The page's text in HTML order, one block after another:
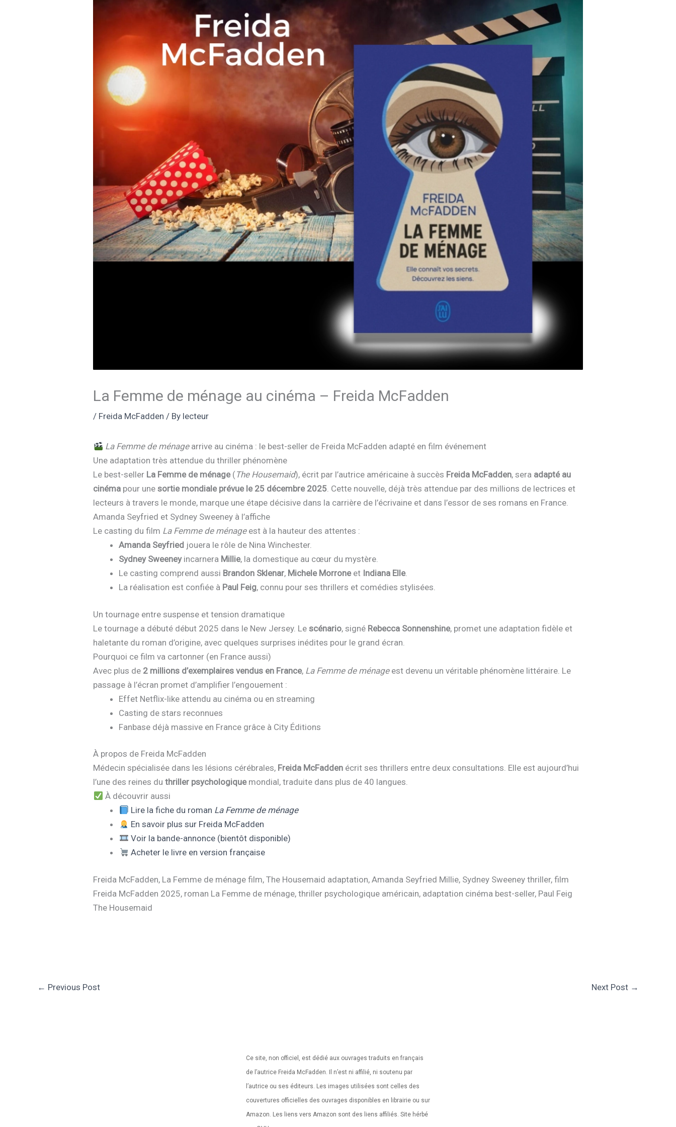
La Femme de ménage au cinéma – Freida McFadden
/ Freida McFadden / By lecteur
La Femme de ménagearrive au cinéma : le best-seller de Freida McFadden adapté en film événement
Une adaptation très attendue du thriller phénomène
Le best-seller La Femme de ménage(The Housemaid), écrit par l’autrice américaine à succès Freida McFadden, sera adapté au
cinéma pour unesortie mondiale prévue le 25 décembre 2025. Cette nouvelle, déjà très attendue par des millions de lectrices et
lecteurs à travers le monde, marque une étape décisive dans la carrière de l’écrivaine et dans l’essor de ses romans en France.
Amanda Seyfried et Sydney Sweeney à l’affiche
Le casting du film La Femme de ménageest à la hauteur des attentes :
Amanda Seyfried jouera le rôle de Nina Winchester.
Sydney Sweeneyincarnera Millie, la domestique au cœur du mystère.
Le casting comprend aussi Brandon Sklenar, Michele Morroneet Indiana Elle.
La réalisation est confiée à Paul Feig, connu pour ses thrillers et comédies stylisées.
Un tournage entre suspense et tension dramatique
Le tournage a débuté début 2025 dans le New Jersey. Lescénario, signé Rebecca Sonnenshine, promet une adaptation fidèle et
haletante du roman d’origine, avec quelques surprises inédites pour le grand écran.
Pourquoi ce film va cartonner (en France aussi)
Avec plus de 2 millions d’exemplaires vendus en France, La Femme de ménageest devenu un véritable phénomène littéraire. Le
passage à l’écran promet d’amplifier l’engouement :
Effet Netflix-like attendu au cinéma ou en streaming
Casting de stars reconnues
Fanbase déjà massive en France grâce à City Éditions
À propos de Freida McFadden
Médecin spécialisée dans les lésions cérébrales, Freida McFadden écrit ses thrillers entre deux consultations. Elle est aujourd’hui
l’une des reines duthriller psychologiquemondial, traduite dans plus de 40 langues.
À découvrir aussi
Lire la fiche du roman La Femme de ménage
En savoir plus sur Freida McFadden
Voir la bande-annonce (bientôt disponible)
Acheter le livre en version française
Freida McFadden, La Femme de ménage film, The Housemaid adaptation, Amanda Seyfried Millie, Sydney Sweeney thriller, film
Freida McFadden 2025, roman La Femme de ménage, thriller psychologique américain, adaptation cinéma best-seller, Paul Feig
The Housemaid
← Previous Post Next Post →
Ce site, non officiel, est dédié aux ouvrages traduits en français
de l’autrice Freida McFadden. Il n’est ni affilié, ni soutenu par
l’autrice ou ses éditeurs. Les images utilisées sont celles des
couvertures officielles des ouvrages disponibles en librairie ou sur
Amazon. Les liens vers Amazon sont des liens affiliés. Site hérbé